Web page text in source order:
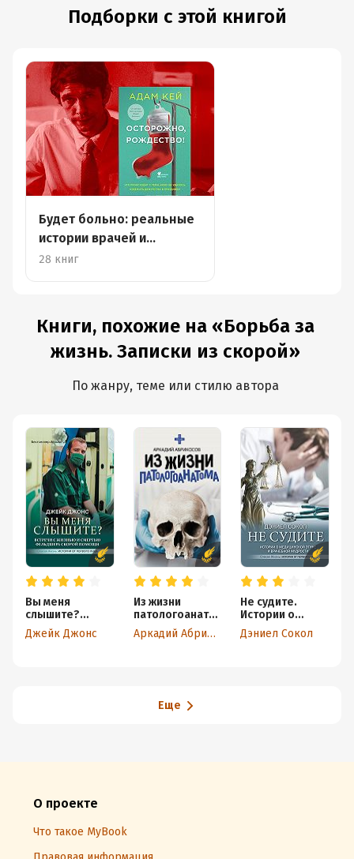
Подборки с этой книгой
Будет больно: реальные
истории врачей и
пациентов
28 книг
Книги, похожие на «Борьба за
жизнь. Записки из скорой»
По жанру, теме или стилю автора
Вы меня
слышите?
Встречи с
жизнью и
Джейк Джонс
Из жизни
патологоанато
ма
Аркадий Абрикосов
Не судите.
Истории о
медицинской
этике и
Дэниел Сокол
Еще
О проекте
Что такое MyBook